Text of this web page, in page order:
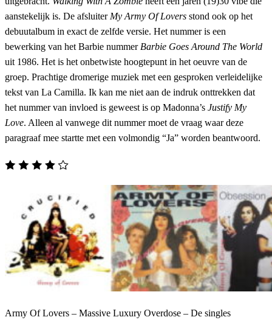
aanstekelijk is. De afsluiter My Army Of Lovers stond ook op het
debuutalbum in exact de zelfde versie. Het nummer is een
bewerking van het Barbie nummer Barbie Goes Around The World
uit 1986. Het is het onbetwiste hoogtepunt in het oeuvre van de
groep. Prachtige dromerige muziek met een gesproken verleidelijke
tekst van La Camilla. Ik kan me niet aan de indruk onttrekken dat
het nummer van invloed is geweest is op Madonna’s Justify My
Love. Alleen al vanwege dit nummer moet de vraag waar deze
paragraaf mee startte met een volmondig “Ja” worden beantwoord.
Army Of Lovers – Massive Luxury Overdose – De singles